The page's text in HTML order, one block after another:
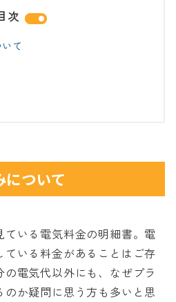
次
て
ついて
いる電気料金の明細書。電
いる料金があることはご存
の電気代以外にも、なぜプラ
か疑問に思う方も多いと思